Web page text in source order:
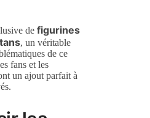
de figurines
, un véritable
de ce
fans et les
un ajout parfait à